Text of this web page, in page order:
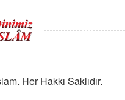
Her Hakkı Saklıdır.